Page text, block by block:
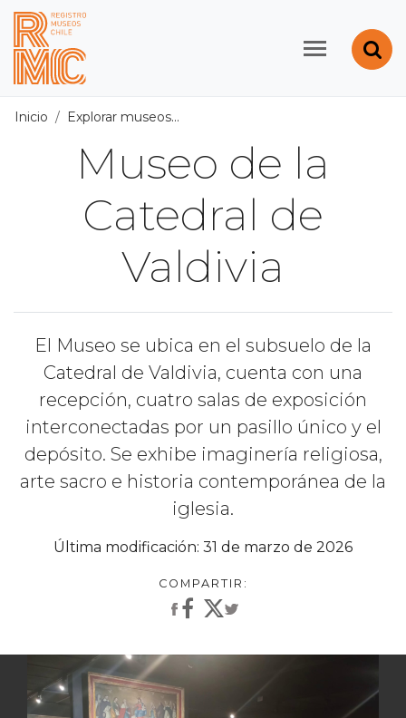
Contenido principal
Registro de Museos
Inicio Explorar museos
Museo de la
Catedral de
Valdivia
El Museo se ubica en el subsuelo de la
Catedral de Valdivia, cuenta con una
recepción, cuatro salas de exposición
interconectadas por un pasillo único y el
depósito. Se exhibe imaginería religiosa,
arte sacro e historia contemporánea de la
iglesia.
Última modificación: 31 de marzo de 2026